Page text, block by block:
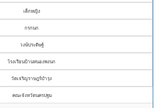
เด็กหญิง
กรกนก
วงษ์ประดิษฐ์
โรงเรียนบ้านหนองพงนก
วัดเจริญราษฎร์บำรุง
คณะจังหวัดนครปฐม